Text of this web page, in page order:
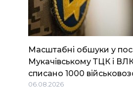
Масштабні обшуки у
Мукачівському ТЦК і
списано 1000
06.08.2026